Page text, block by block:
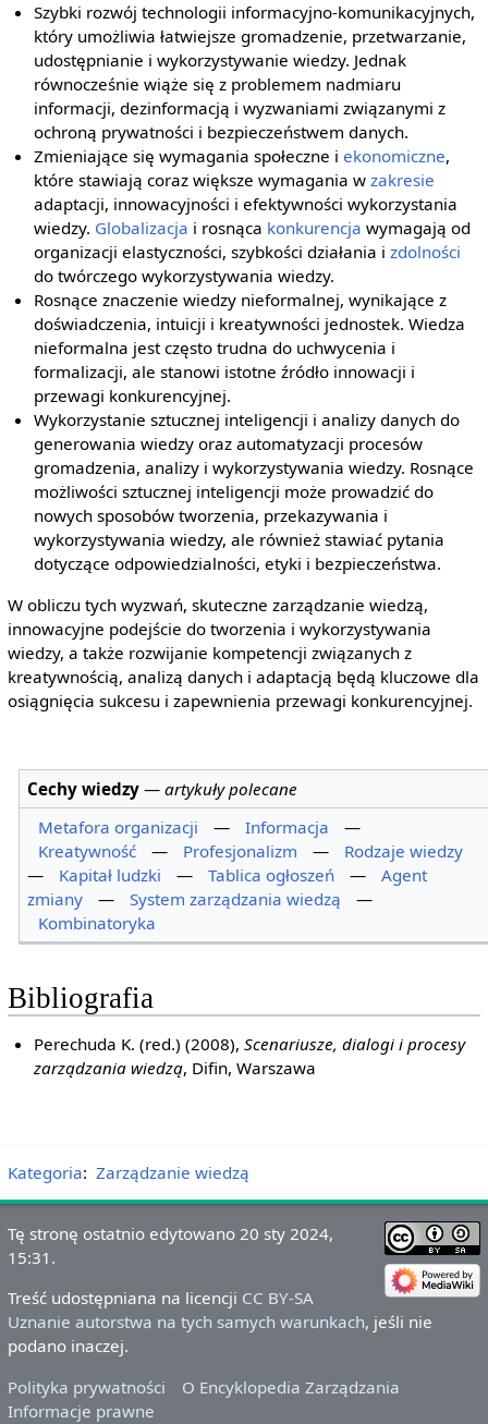
Szybki rozwój technologii informacyjno-komunikacyjnych,
który umożliwia łatwiejsze gromadzenie, przetwarzanie,
udostępnianie i wykorzystywanie wiedzy. Jednak
równocześnie wiąże się z problemem nadmiaru
informacji, dezinformacją i wyzwaniami związanymi z
ochroną prywatności i bezpieczeństwem danych.
Zmieniające się wymagania społeczne iekonomiczne,
które stawiają coraz większe wymagania wzakresie
adaptacji, innowacyjności i efektywności wykorzystania
wiedzy. Globalizacja i rosnąca konkurencja wymagają od
organizacji elastyczności, szybkości działania izdolności
do twórczego wykorzystywania wiedzy.
Rosnące znaczenie wiedzy nieformalnej, wynikające z
doświadczenia, intuicji i kreatywności jednostek. Wiedza
nieformalna jest często trudna do uchwycenia i
formalizacji, ale stanowi istotne źródło innowacji i
przewagi konkurencyjnej.
Wykorzystanie sztucznej inteligencji i analizy danych do
generowania wiedzy oraz automatyzacji procesów
gromadzenia, analizy i wykorzystywania wiedzy. Rosnące
możliwości sztucznej inteligencji może prowadzić do
nowych sposobów tworzenia, przekazywania i
wykorzystywania wiedzy, ale również stawiać pytania
dotyczące odpowiedzialności, etyki i bezpieczeństwa.
W obliczu tych wyzwań, skuteczne zarządzanie wiedzą,
innowacyjne podejście do tworzenia i wykorzystywania
wiedzy, a także rozwijanie kompetencji związanych z
kreatywnością, analizą danych i adaptacją będą kluczowe dla
osiągnięcia sukcesu i zapewnienia przewagi konkurencyjnej.
Cechy wiedzy —artykuły polecane
Metafora organizacji
— Informacja
—
Kreatywność
— Profesjonalizm —
Rodzaje wiedzy
—
Kapitał ludzki — Tablica ogłoszeń —
Agent
zmiany
— System zarządzania wiedzą
—
Kombinatoryka
Bibliografia
Perechuda K. (red.) (2008),Scenariusze, dialogi i procesy
zarządzania wiedzą, Difin, Warszawa
Kategoria: Zarządzanie wiedzą
Tę stronę ostatnio edytowano 20 sty 2024,
15:31.
Treść udostępniana na licencji CC BY-SA
Uznanie autorstwa na tych samych warunkach, jeśli nie
podano inaczej.
Polityka prywatności
O Encyklopedia Zarządzania
Informacje prawne